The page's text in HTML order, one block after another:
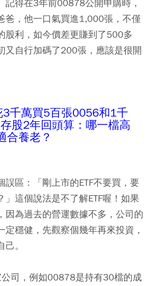
記得在3年前00878公開申購時，
爸，他一口氣買進1,000張，不僅
股利，如今價差更賺到了500多
又自行加碼了200張，應該是很開
千萬買5百張0056和1千
股2年回頭算：哪一檔高
合養老？
誤區：「剛上市的ETF不要買，要
這個說法是不了解ETF喔！ 如果
因為過去的營運數據不多，公司的
定穩健，先觀察個幾年再來投資，
。
公司，例如00878是持有30檔的成